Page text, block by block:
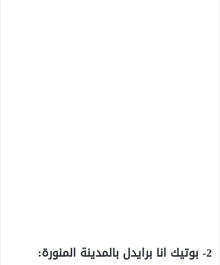
2- بوتيك انا برايدل بالمدينة المنورة: